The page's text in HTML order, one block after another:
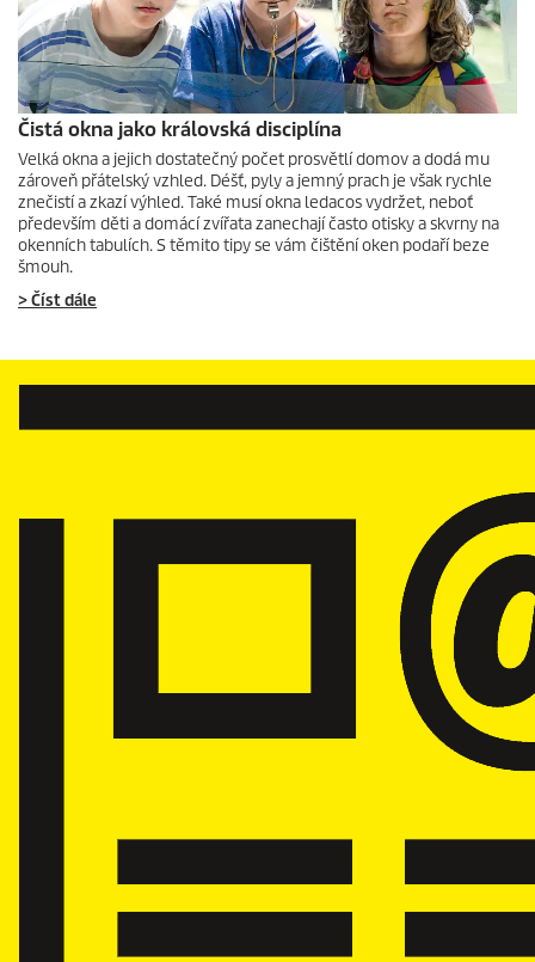
Čistá okna jako královská disciplína
Velká okna a jejich dostatečný počet prosvětlí domov a dodá mu
zároveň přátelský vzhled. Déšť, pyly a jemný prach je však rychle
znečistí a zkazí výhled. Také musí okna ledacos vydržet, neboť
především děti a domácí zvířata zanechají často otisky a skvrny na
okenních tabulích. S těmito tipy se vám čištění oken podaří beze
šmouh.
> Číst dále